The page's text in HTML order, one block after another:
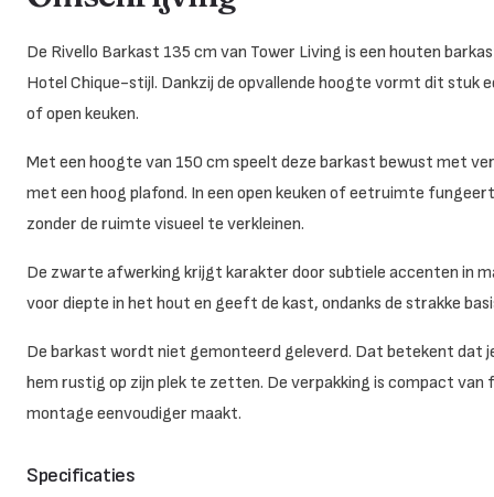
De Rivello Barkast 135 cm van Tower Living is een houten
Hotel Chique-stijl. Dankzij de opvallende hoogte vormt dit stuk
of open keuken.
Met een hoogte van 150 cm speelt deze barkast bewust met
met een hoog plafond. In een open keuken of eetruimte
zonder de ruimte visueel te verkleinen.
De zwarte afwerking krijgt karakter door subtiele accenten in
voor diepte in het hout en geeft de kast, ondanks de strakke
De barkast wordt niet gemonteerd geleverd. Dat betekent dat
hem rustig op zijn plek te zetten. De verpakking is compact
montage eenvoudiger maakt.
Specificaties